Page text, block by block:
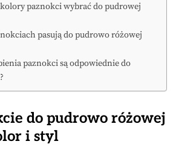
paznokci wybrać do pudrowej
pasują do pudrowo różowej
paznokci są odpowiednie do
do pudrowo różowej
i styl